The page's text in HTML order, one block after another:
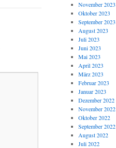
November 2023
Oktober 2023
September 2023
August 2023
Juli 2023
Juni 2023
Mai 2023
April 2023
März 2023
Februar 2023
Januar 2023
Dezember 2022
November 2022
Oktober 2022
September 2022
August 2022
Juli 2022